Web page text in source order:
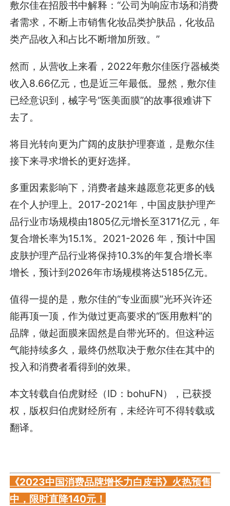
敷尔佳在招股书中解释：“公司为响应市场和消费
者需求，不断上市销售化妆品类护肤品，化妆品
类产品收入和占比不断增加所致。”
然而，从营收上来看，2022年敷尔佳医疗器械类
收入8.66亿元，也是近三年最低。显然，敷尔佳
已经意识到，械字号“医美面膜”的故事很难讲下
去了。
将目光转向更为广阔的皮肤护理赛道，是敷尔佳
接下来寻求增长的更好选择。
多重因素影响下，消费者越来越愿意花更多的钱
在个人护理上。2017-2021年，中国皮肤护理产
品行业市场规模由1805亿元增长至3171亿元，年
复合增长率为15.1%。2021-2026 年，预计中国
皮肤护理产品行业将保持10.3%的年复合增长率
增长，预计到2026年市场规模将达5185亿元。
值得一提的是，敷尔佳的“专业面膜”光环兴许还
能再顶一顶，作为做过更高要求的“医用敷料”的
品牌，做起面膜来固然是自带光环的。但这种运
气能持续多久，最终仍然取决于敷尔佳在其中的
投入和消费者看得到的效果。
本文转载自伯虎财经（ID：bohuFN），已获授
权，版权归伯虎财经所有，未经许可不得转载或
翻译。
《2023中国消费品牌增长力白皮书》火热预售
中，限时直降140元！